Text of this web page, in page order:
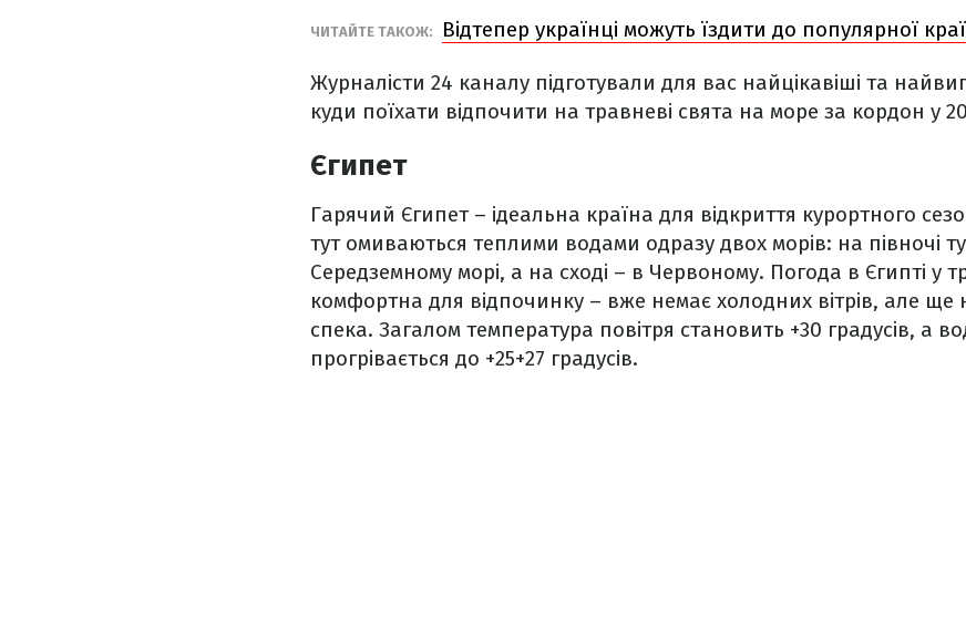
ЧИТАЙТЕ ТАКОЖ: Відтепер українці можуть їздити до популярної
Журналісти 24 каналу підготували для вас найцікавіші та
куди поїхати відпочити на травневі свята на море за кордон у
Єгипет
Гарячий Єгипет – ідеальна країна для відкриття курортного
тут омиваються теплими водами одразу двох морів: на півночі
Середземному морі, а на сході – в Червоному. Погода в Єгипті у
комфортна для відпочинку – вже немає холодних вітрів, але ще
спека. Загалом температура повітря становить +30 градусів, а
прогрівається до +25+27 градусів.